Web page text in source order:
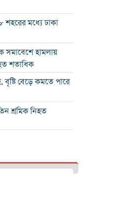
শহরের মধ্যে ঢাকা
সমাবেশে হামলায়
শতাধিক
বৃষ্টি বেড়ে কমতে পারে
শ্রমিক নিহত
মিলল ৩৭ বছর